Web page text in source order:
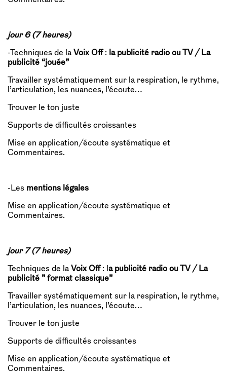
jour 6 (7 heures)
-Techniques de la Voix Off: la publicité radio ou TV / La
publicité “jouée”
Travailler systématiquement sur la respiration, le rythme,
l’articulation, les nuances, l’écoute…
Trouver le ton juste
Supports de difficultés croissantes
Mise en application/écoute systématique et
Commentaires.
-Les mentions légales
Mise en application/écoute systématique et
Commentaires.
jour 7 (7 heures)
Techniques de la Voix Off: l a publicité radio ou TV / La
publicité ” format classique”
Travailler systématiquement sur la respiration, le rythme,
l’articulation, les nuances, l’écoute…
Trouver le ton juste
Supports de difficultés croissantes
Mise en application/écoute systématique et
Commentaires.